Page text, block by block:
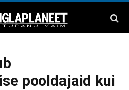
pooldajaid kui